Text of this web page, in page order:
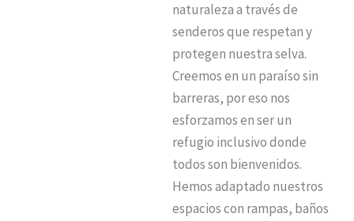
naturaleza a través de
senderos que respetan y
protegen nuestra selva.
Creemos en un paraíso sin
barreras, por eso nos
esforzamos en ser un
refugio inclusivo donde
todos son bienvenidos.
Hemos adaptado nuestros
espacios con rampas, baños